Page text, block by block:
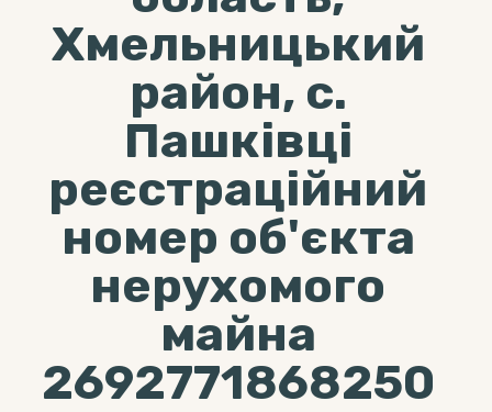
Хмельницький
район, с.
Пашківці
реєстраційний
номер об'єкта
нерухомого
майна
2692771868250